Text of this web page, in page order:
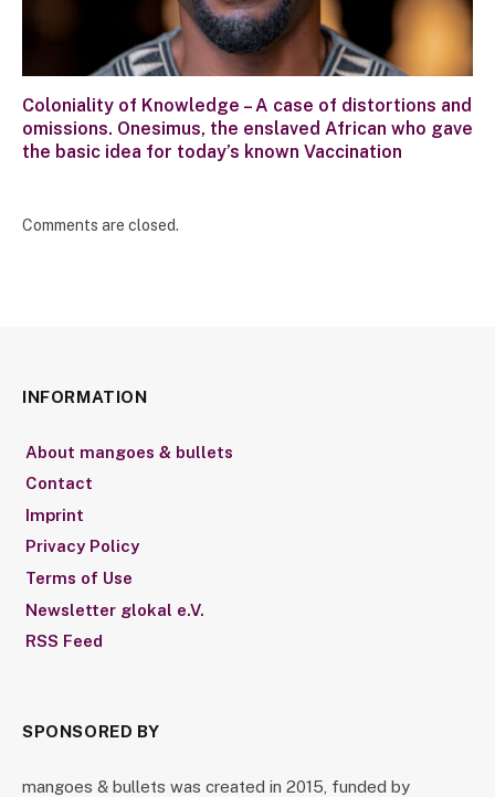
Coloniality of Knowledge – A case of distortions and
omissions. Onesimus, the enslaved African who gave
the basic idea for today’s known Vaccination
Comments are closed.
INFORMATION
About mangoes & bullets
Contact
Imprint
Privacy Policy
Terms of Use
Newsletter glokal e.V.
RSS Feed
SPONSORED BY
mangoes & bullets was created in 2015, funded by